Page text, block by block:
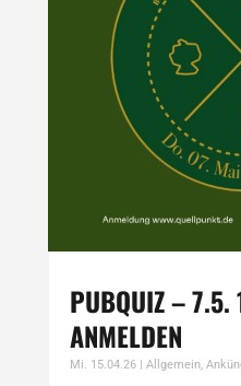
PUBQUIZ – 7.5.
ANMELDEN
Mi. 15.04.26| Allgemein,